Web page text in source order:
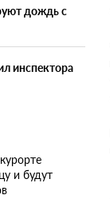
дождь с
инспектора
и будут